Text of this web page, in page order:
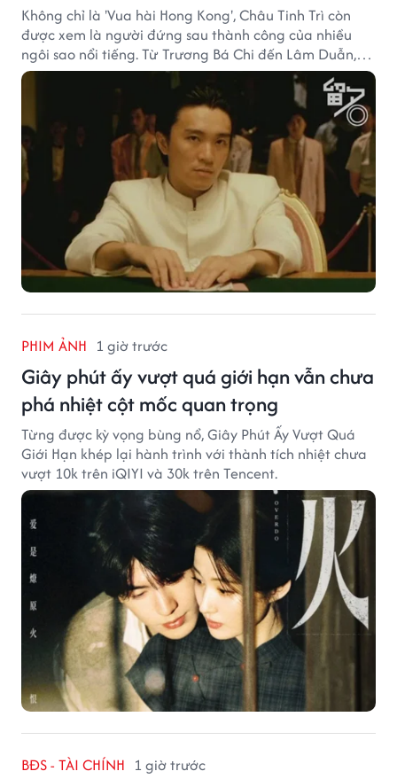
Không chỉ là 'Vua hài Hong Kong', Châu Tinh Trì còn
được xem là người đứng sau thành công của nhiều
ngôi sao nổi tiếng. Từ Trương Bá Chi đến Lâm Duẫn,
không ít diễn viên đã bước sang trang mới trong sự
nghiệp nhờ cơ hội từ Châu Tinh Trì.
PHIM ẢNH 1 giờ trước
Giây phút ấy vượt quá giới hạn vẫn chưa
phá nhiệt cột mốc quan trọng
Từng được kỳ vọng bùng nổ, Giây Phút Ấy Vượt Quá
Giới Hạn khép lại hành trình với thành tích nhiệt chưa
vượt 10k trên iQIYI và 30k trên Tencent.
BĐS - TÀI CHÍNH 1 giờ trước